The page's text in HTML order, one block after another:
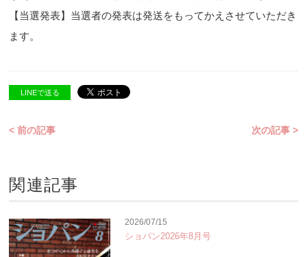
【当選発表】当選者の発表は発送をもってかえさせていただき
ます。
LINEで送る
< 前の記事 次の記事 >
関連記事
2026/07/15
ショパン2026年8月号